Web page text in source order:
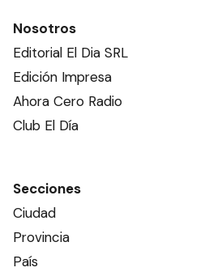
Nosotros
Editorial El Dia SRL
Edición Impresa
Ahora Cero Radio
Club El Día
Secciones
Ciudad
Provincia
País